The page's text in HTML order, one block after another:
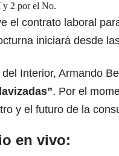
y 2 por el No.
el contrato laboral
iniciará desde
Interior, Armando
. Por el
y el futuro de la
en vivo: